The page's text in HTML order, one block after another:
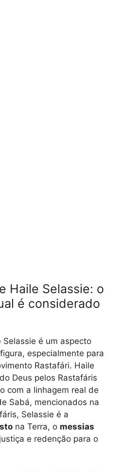
Haile Selassie: o
é considerado
é um aspecto
especialmente para
Rastafári. Haile
Deus pelos Rastafáris
com a linhagem real de
Sabá, mencionados na
Selassie é a
na Terra, o messias
e redenção para o